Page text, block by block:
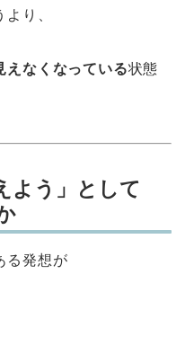
り、
えなくなっている状態
よう」として
る発想が